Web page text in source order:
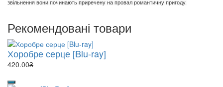
звільнення вони починають приречену на провал романтичну пригоду.
Рекомендовані товари
Хоробре серце [Blu-ray]
420.00₴